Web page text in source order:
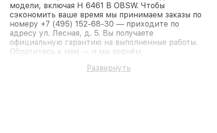
модели, включая H 6461 B OBSW. Чтобы
сэкономить ваше время мы принимаем заказы по
номеру +7 (495) 152-68-30 — приходите по
адресу ул. Лесная, д. 5. Вы получаете
официальную гарантию на выполненные работы.
Обратитесь к нам — и мы вернём
Развернуть